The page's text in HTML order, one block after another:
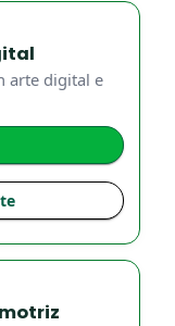
arte digital e